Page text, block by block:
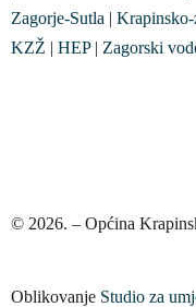
Zagorje-Sutla | Krapinsko-
KZŽ | HEP| Zagorski
© 2026. – Općina
Oblikovanje Studio za